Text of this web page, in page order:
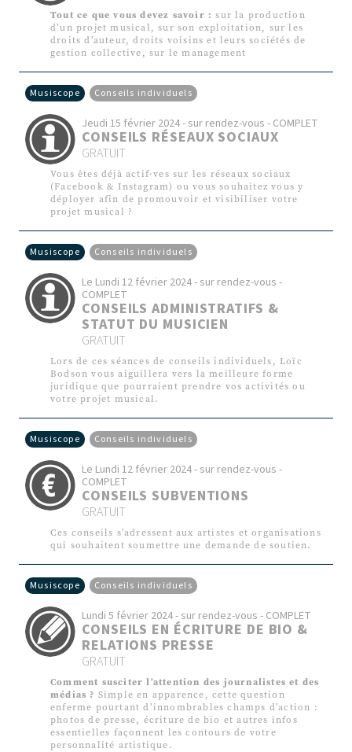
Tout ce que vous devez savoir :sur la production
d’un projet musical, sur son exploitation, sur les
droits d’auteur, droits voisins et leurs sociétés de
gestion collective, sur le management
Musiscope Conseils individuels
Jeudi 15 février 2024 - sur rendez-vous - COMPLET
CONSEILS RÉSEAUX SOCIAUX
GRATUIT
Vous êtes déjà actif·ves sur les réseaux sociaux
(Facebook & Instagram) ou vous souhaitez vous y
déployer afin de promouvoir et visibiliser votre
projet musical ?
Musiscope Conseils individuels
Le Lundi 12 février 2024 - sur rendez-vous -
COMPLET
CONSEILS ADMINISTRATIFS &
STATUT DU MUSICIEN
GRATUIT
Lors de ces séances de conseils individuels, Loïc
Bodson vous aiguillera vers la meilleure forme
juridique que pourraient prendre vos activités ou
votre projet musical.
Musiscope Conseils individuels
Le Lundi 12 février 2024 - sur rendez-vous -
COMPLET
CONSEILS SUBVENTIONS
GRATUIT
Ces conseils s'adressent aux artistes et organisations
qui souhaitent soumettre une demande de soutien.
Musiscope Conseils individuels
Lundi 5 février 2024 - sur rendez-vous - COMPLET
CONSEILS EN ÉCRITURE DE BIO &
RELATIONS PRESSE
GRATUIT
Comment susciter l’attention des journalistes et des
médias ? Simple en apparence, cette question
enferme pourtant d’innombrables champs d’action :
photos de presse, écriture de bio et autres infos
essentielles façonnent les contours de votre
personnalité artistique.